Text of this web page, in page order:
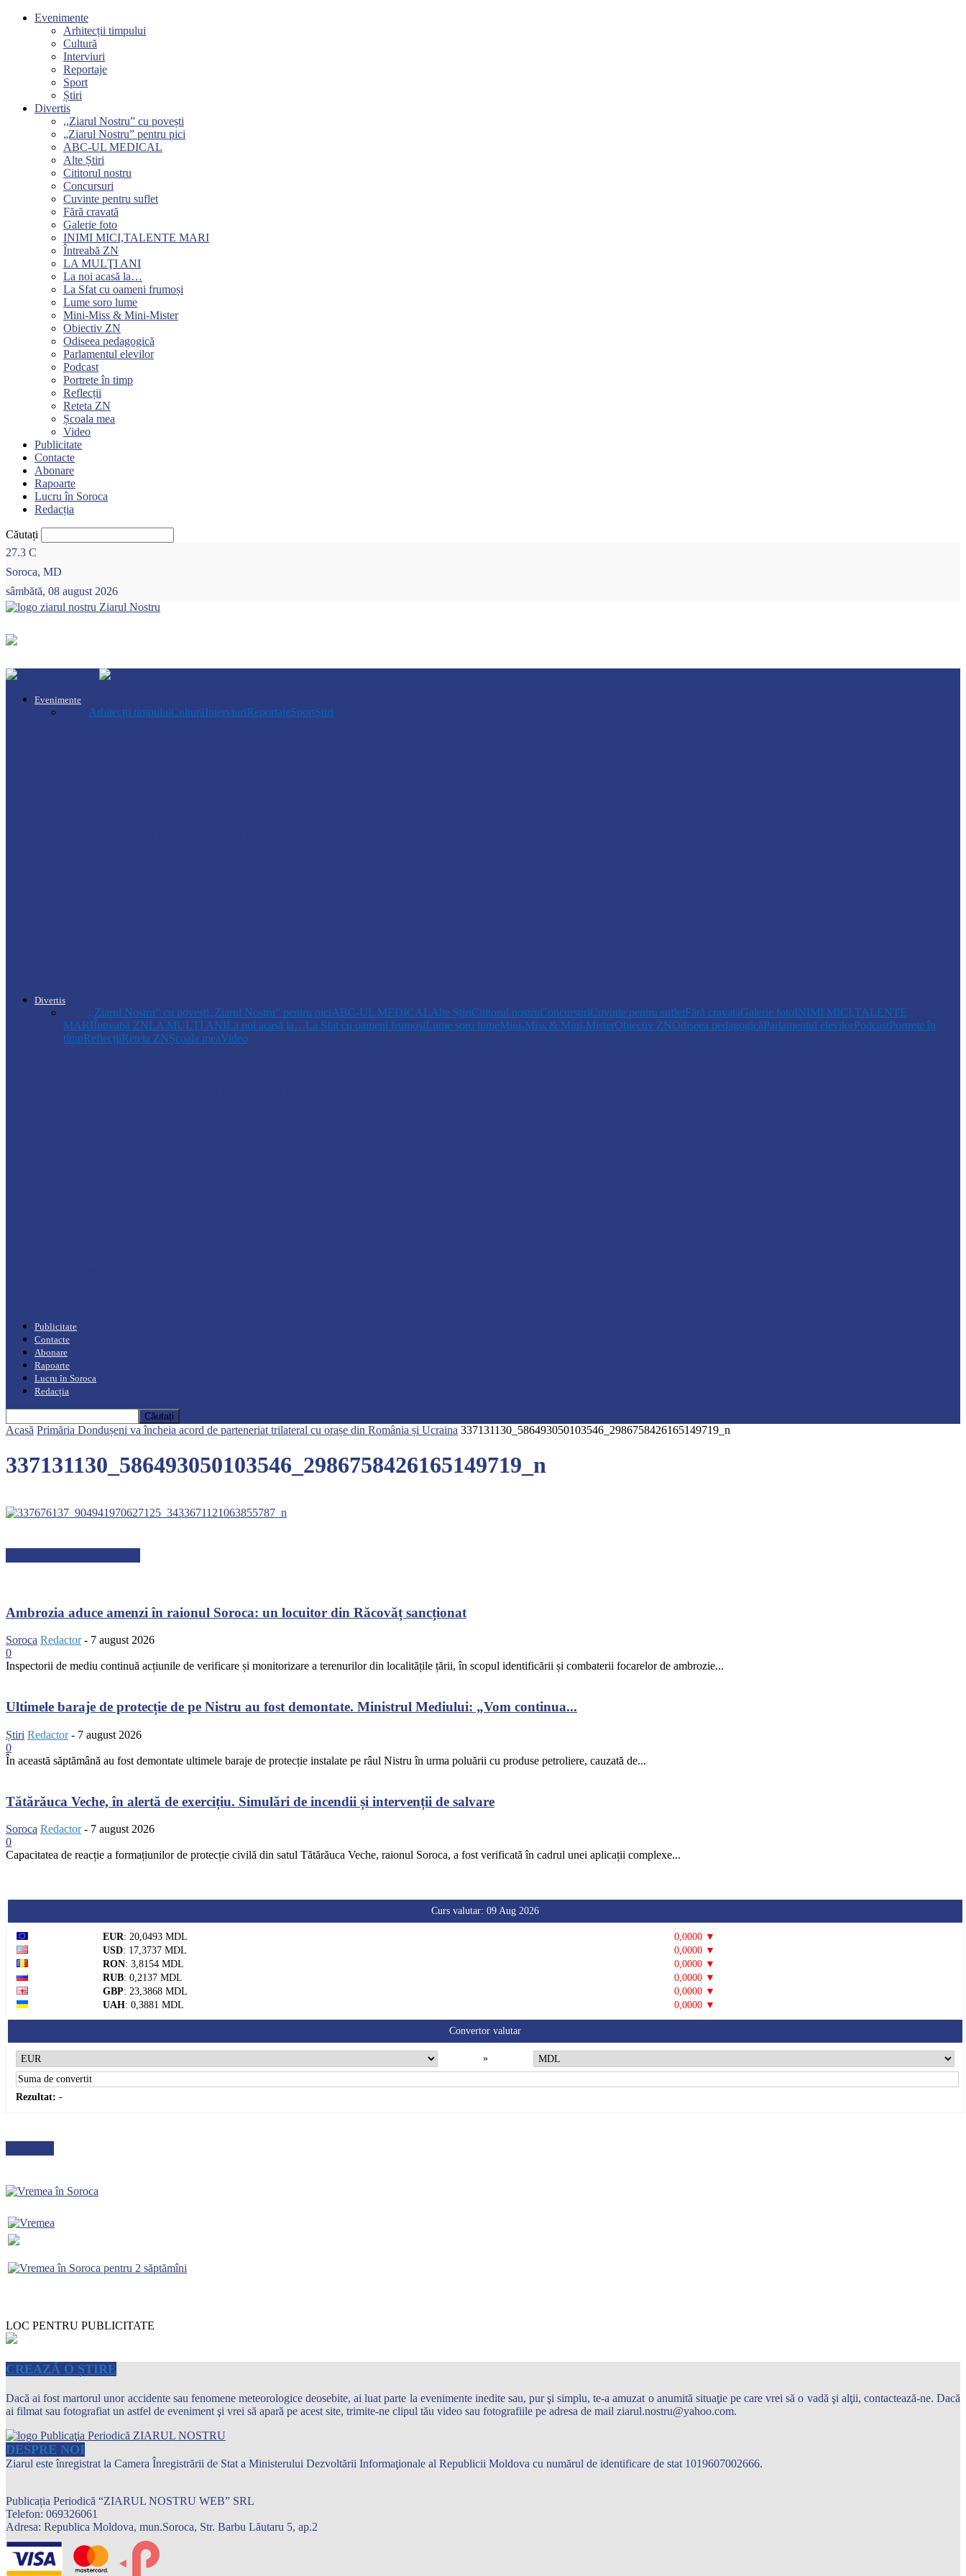
Evenimente
Arhitecții timpului
Cultură
Interviuri
Reportaje
Sport
Știri
Divertis
,,Ziarul Nostru” cu povești
„Ziarul Nostru” pentru pici
ABC-UL MEDICAL
Alte Știri
Cititorul nostru
Concursuri
Cuvinte pentru suflet
Fără cravată
Galerie foto
INIMI MICI,TALENTE MARI
Întreabă ZN
LA MULŢI ANI
La noi acasă la…
La Sfat cu oameni frumoși
Lume soro lume
Mini-Miss & Mini-Mister
Obiectiv ZN
Odiseea pedagogică
Parlamentul elevilor
Podcast
Portrete în timp
Reflecții
Reteta ZN
Școala mea
Video
Publicitate
Contacte
Abonare
Rapoarte
Lucru în Soroca
Redacția
Căutați
27.3 C
Soroca, MD
sâmbătă, 08 august 2026
Ziarul Nostru
Evenimente
Arhitecții timpuluiCulturăInterviuriReportajeSportȘtiri
Divertis
,,Ziarul Nostru” cu povești„Ziarul Nostru” pentru piciABC-UL MEDICALAlte ȘtiriCititorul nostruConcursuriCuvinte pentru sufletFără cravatăGalerie fotoINIMI MICI,TALENTE
MARIÎntreabă ZNLA MULŢI ANILa noi acasă la…La Sfat cu oameni frumoșiLume soro lumeMini-Miss & Mini-MisterObiectiv ZNOdiseea pedagogicăParlamentul elevilorPodcastPortrete în
timpReflecțiiReteta ZNȘcoala meaVideo
Publicitate
Contacte
Abonare
Rapoarte
Lucru în Soroca
Redacția
Acasă Primăria Dondușeni va încheia acord de parteneriat trilateral cu orașe din România și Ucraina 337131130_586493050103546_2986758426165149719_n
337131130_586493050103546_2986758426165149719_n
Ambrozia aduce amenzi în raionul Soroca: un locuitor din Răcovăț sancționat
Soroca Redactor - 7 august 2026
0
Inspectorii de mediu continuă acțiunile de verificare și monitorizare a terenurilor din localitățile țării, în scopul identificării și combaterii focarelor de ambrozie...
Ultimele baraje de protecție de pe Nistru au fost demontate. Ministrul Mediului: „Vom continua...
Știri Redactor - 7 august 2026
0
În această săptămână au fost demontate ultimele baraje de protecție instalate pe râul Nistru în urma poluării cu produse petroliere, cauzată de...
Tătărăuca Veche, în alertă de exercițiu. Simulări de incendii și intervenții de salvare
Soroca Redactor - 7 august 2026
0
Capacitatea de reacție a formațiunilor de protecție civilă din satul Tătărăuca Veche, raionul Soroca, a fost verificată în cadrul unei aplicații complexe...
Curs valutar: 09 Aug 2026
EUR: 20,0493 MDL
0,0000 ▼
USD: 17,3737 MDL
0,0000 ▼
RON: 3,8154 MDL
0,0000 ▼
RUB: 0,2137 MDL
0,0000 ▼
GBP: 23,3868 MDL
0,0000 ▼
UAH: 0,3881 MDL 0,0000 ▼
Convertor valutar
»
Rezultat: -
LOC PENTRU PUBLICITATE
CREAZĂ O ȘTIRE
Dacă ai fost martorul unor accidente sau fenomene meteorologice deosebite, ai luat parte la evenimente inedite sau, pur şi simplu, te-a amuzat o anumită situaţie pe care vrei să o vadă şi alţii, contactează-ne. Dacă
ai filmat sau fotografiat un astfel de eveniment şi vrei să apară pe acest site, trimite-ne clipul tău video sau fotografiile pe adresa de mail ziarul.nostru@yahoo.com.
DESPRE NOI
Ziarul este înregistrat la Camera Înregistrării de Stat a Ministerului Dezvoltării Informaţionale al Republicii Moldova cu numărul de identificare de stat 1019607002666.
Publicația Periodică “ZIARUL NOSTRU WEB” SRL
Telefon: 069326061
Adresa: Republica Moldova, mun.Soroca, Str. Barbu Lăutaru 5, ap.2